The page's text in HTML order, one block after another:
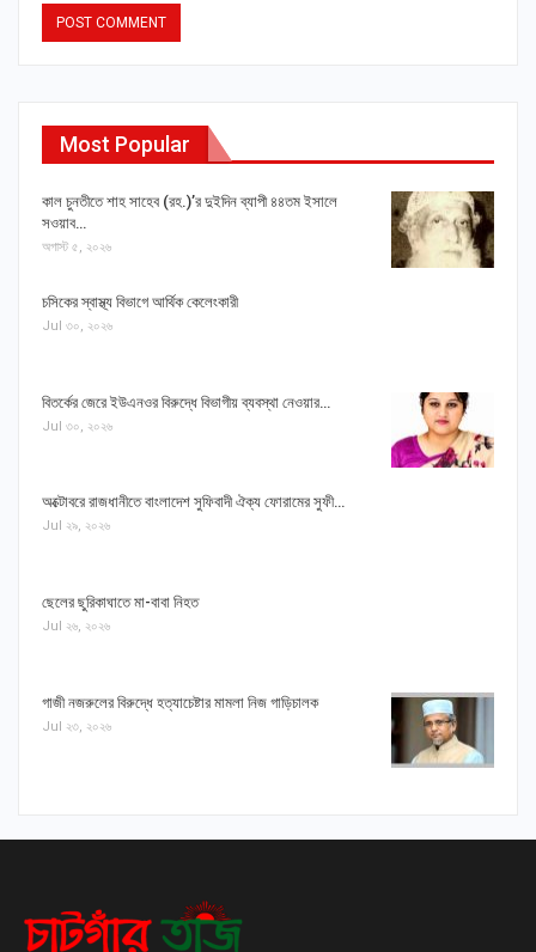
Most Popular
কাল চুনতীতে শাহ সাহেব (রহ.)’র দুইদিন ব্যাপী ৪৪তম ইসালে
সওয়াব…
অগাস্ট ৫, ২০২৬
চসিকের স্বাস্থ্য বিভাগে আর্থিক কেলেংকারী
Jul ৩০, ২০২৬
বিতর্কের জেরে ইউএনওর বিরুদ্ধে বিভাগীয় ব্যবস্থা নেওয়ার…
Jul ৩০, ২০২৬
অক্টোবরে রাজধানীতে বাংলাদেশ সুফিবাদী ঐক্য ফোরামের সুফী…
Jul ২৯, ২০২৬
ছেলের ছুরিকাঘাতে মা-বাবা নিহত
Jul ২৬, ২০২৬
গাজী নজরুলের বিরুদ্ধে হত্যাচেষ্টার মামলা নিজ গাড়িচালক
Jul ২৩, ২০২৬